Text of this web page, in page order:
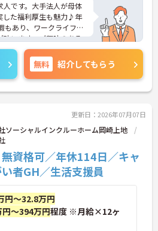
人です。大手法人が母体
した福利厚生も魅力♪年
もあり、ワークライフバ
います。ご興味のある
ど、さらに詳細をお話
ご相談ください！
無料 紹介してもらう
更新日：2026年07月07日
ソーシャルインクルーホーム岡崎上地
無資格可／年休114日／キャ
者GH／生活支援員
円～32.8万円
～394万円程度 ※月給×12ヶ